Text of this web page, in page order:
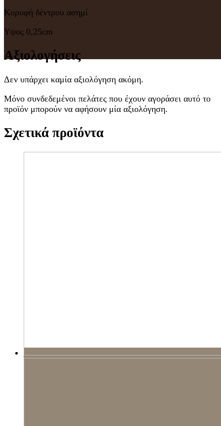
Κορυφή δέντρου ασημί
Υψος 0,25cm
Αξιολογήσεις
Δεν υπάρχει καμία αξιολόγηση ακόμη.
Μόνο συνδεδεμένοι πελάτες που έχουν αγοράσει αυτό το
προϊόν μπορούν να αφήσουν μία αξιολόγηση.
Σχετικά προϊόντα